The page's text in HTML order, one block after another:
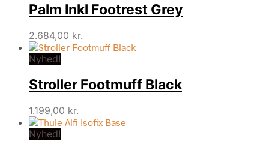
Palm Inkl Footrest Grey
2.684,00 kr.
Nyhed!
Stroller Footmuff Black
1.199,00 kr.
Nyhed!